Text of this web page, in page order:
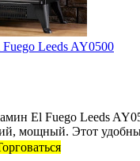
Leeds AY0500
El Fuego Leeds
мощный. Этот